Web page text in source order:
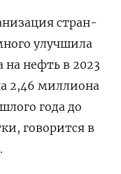
стран-
улучшила
на нефть в 2023
2,46 миллиона
года до
говорится в